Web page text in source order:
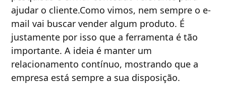
ajudar o cliente.Como vimos, nem sempre o e-
mail vai buscar vender algum produto. É
justamente por isso que a ferramenta é tão
importante. A ideia é manter um
relacionamento contínuo, mostrando que a
empresa está sempre a sua disposição.